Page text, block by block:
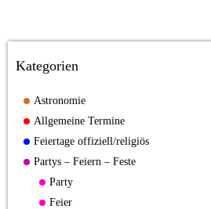
Kategorien
Astronomie
Allgemeine Termine
Feiertage offiziell/religiös
Partys – Feiern – Feste
Party
Feier